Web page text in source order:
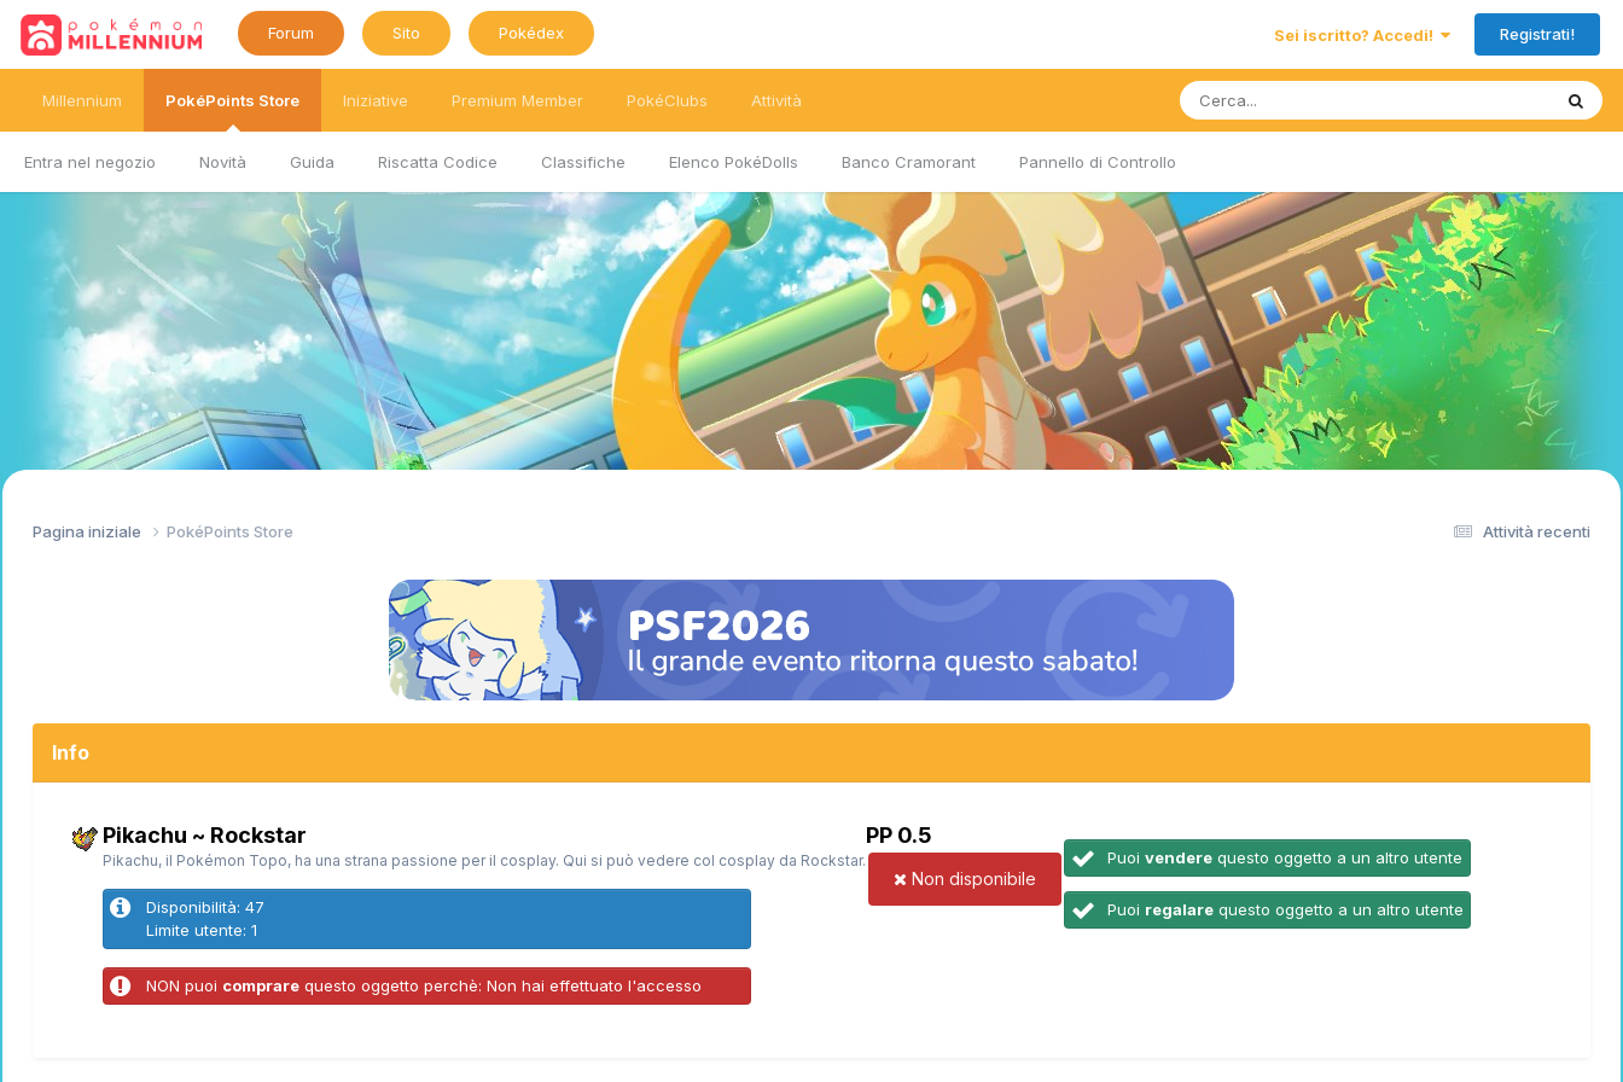
Forum Sito Pokédex Sei iscritto? Accedi! Registrati!
Millennium PokéPoints Store
Entra nel negozio Novità Guida Riscatta Codice Classifiche Elenco PokéDolls Banco Cramorant Pannello di Controllo
Iniziative Premium Member PokéClubs Attività
Attività recenti
Pagina iniziale PokéPoints Store
Info
Pikachu ~ Rockstar
Pikachu, il Pokémon Topo, ha una strana passione per il cosplay. Qui si può vedere col cosplay da Rockstar.
Disponibilità: 47
Limite utente: 1
NON puoi comprare questo oggetto perchè: Non hai effettuato l'accesso
PP 0.5
Non disponibile
Puoi vendere questo oggetto a un altro utente
Puoi regalare questo oggetto a un altro utente